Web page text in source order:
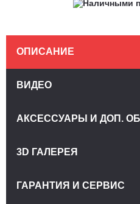
ОПИСАНИЕ
ВИДЕО
АКСЕССУАРЫ И ДОП.
3D ГАЛЕРЕЯ
ГАРАНТИЯ И СЕРВИС